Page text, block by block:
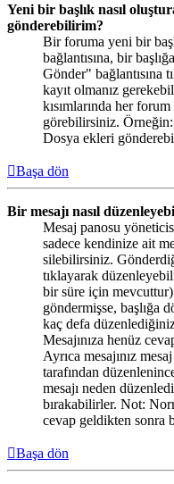
Yeni bir başlık nasıl
gönderebilirim?
Bir foruma yeni bir
bağlantısına, bir
Gönder" bağlantısına
kayıt olmanız
kısımlarında her
görebilirsiniz.
Dosya ekleri
Başa dön
Bir mesajı nasıl
Mesaj panosu
sadece kendinize ait
silebilirsiniz.
tıklayarak
bir süre için
göndermişse, başlığa
kaç defa
Mesajınıza henüz
Ayrıca mesajınız
tarafından
mesajı neden
bırakabilirler. Not:
cevap geldikten sonra
Başa dön